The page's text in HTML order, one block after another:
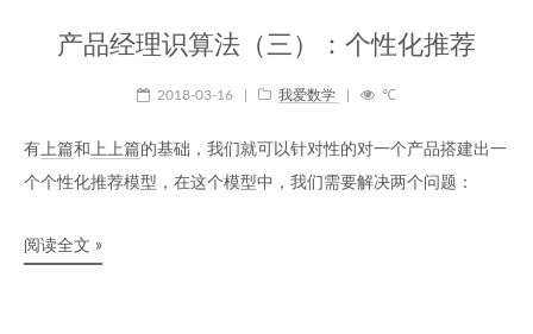
产品经理识算法（三）：个性化推荐
2018-03-16 我爱数学 ℃
有上篇和上上篇 的基础，我们就可以针对性的对一个产品搭建出一
个个性化推荐模型，在这个模型中，我们需要解决两个问题：
阅读全文 »